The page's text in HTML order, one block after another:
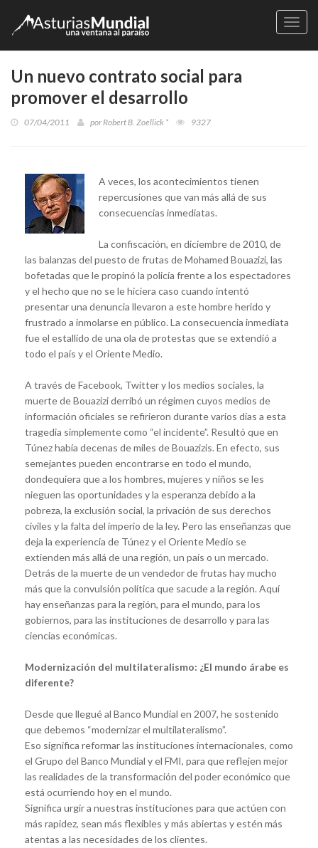
Un nuevo contrato social para
promover el desarrollo
07/04/2011 porRobert B. Zoellick * 9327
A veces, los acontecimientos tienen
repercusiones que van más allá de sus
consecuencias inmediatas.
La confiscación, en diciembre de 2010, de
las balanzas del puesto de frutas de Mohamed Bouazizi, las
bofetadas que le propinó la policía frente a los espectadores
y el hecho que no se le hiciera caso cuando intentó
presentar una denuncia llevaron a este hombre herido y
frustrado a inmolarse en público. La consecuencia inmediata
fue el estallido de una ola de protestas que se extendió a
todo el país y el Oriente Medio.
A través de Facebook, Twitter y los medios sociales, la
muerte de Bouazizi derribó un régimen cuyos medios de
información oficiales se refirieron durante varios días a esta
tragedia simplemente como “el incidente”. Resultó que en
Túnez había decenas de miles de Bouazizis. En efecto, sus
semejantes pueden encontrarse en todo el mundo,
dondequiera que a los hombres, mujeres y niños se les
nieguen las oportunidades y la esperanza debido a la
pobreza, la exclusión social, la privación de sus derechos
civiles y la falta del imperio de la ley. Pero las enseñanzas que
deja la experiencia de Túnez y el Oriente Medio se
extienden más allá de una región, un país o un mercado.
Detrás de la muerte de un vendedor de frutas hay mucho
más que la convulsión política que sacude a la región. Aquí
hay enseñanzas para la región, para el mundo, para los
gobiernos, para las instituciones de desarrollo y para las
ciencias económicas.
Modernización del multilateralismo: ¿El mundo árabe es
diferente?
Desde que llegué al Banco Mundial en 2007, he sostenido
que debemos “modernizar el multilateralismo”.
Eso significa reformar las instituciones internacionales, como
el Grupo del Banco Mundial y el FMI, para que reflejen mejor
las realidades de la transformación del poder económico que
está ocurriendo hoy en el mundo.
Significa urgir a nuestras instituciones para que actúen con
más rapidez, sean más flexibles y más abiertas y estén más
atentas a las necesidades de los clientes.